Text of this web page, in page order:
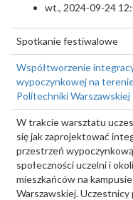
wt., 2024-09-24
Spotkanie festiwalowe
Współtworzenie
wypoczynkowej na
Politechniki Warszawskiej
W trakcie warsztatu
się jak zaprojektować
przestrzeń
społeczności uczelni i
mieszkańców na
Warszawskiej. Uczestnicy